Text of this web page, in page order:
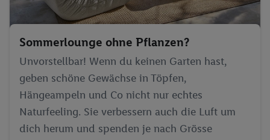
Sommerlounge ohne Pflanzen?
Unvorstellbar! Wenn du keinen Garten hast,
geben schöne Gewächse in Töpfen,
Hängeampeln und Co nicht nur echtes
Naturfeeling. Sie verbessern auch die Luft um
dich herum und spenden je nach Grösse